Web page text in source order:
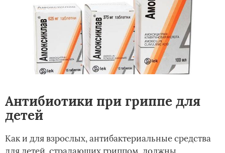
Антибиотики при гриппе для
детей
Как и для взрослых, антибактериальные средства